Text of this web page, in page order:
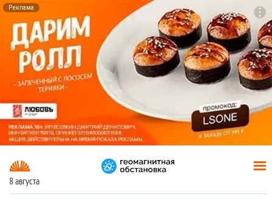
Реклама
8 августа